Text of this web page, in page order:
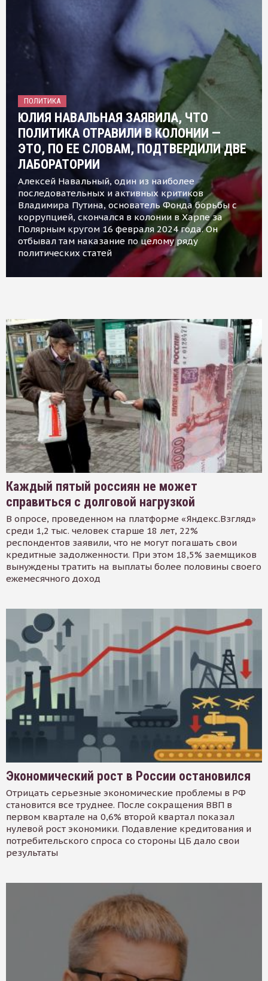
ПОЛИТИКА
ЮЛИЯ НАВАЛЬНАЯ ЗАЯВИЛА, ЧТО
ПОЛИТИКА ОТРАВИЛИ В КОЛОНИИ —
ЭТО, ПО ЕЕ СЛОВАМ, ПОДТВЕРДИЛИ ДВЕ
ЛАБОРАТОРИИ
Алексей Навальный, один из наиболее
последовательных и активных критиков
Владимира Путина, основатель Фонда борьбы с
коррупцией, скончался в колонии в Харпе за
Полярным кругом 16 февраля 2024 года. Он
отбывал там наказание по целому ряду
политических статей
Каждый пятый россиян не может
справиться с долговой нагрузкой
В опросе, проведенном на платформе «Яндекс.Взгляд»
среди 1,2 тыс. человек старше 18 лет, 22%
респондентов заявили, что не могут погашать свои
кредитные задолженности. При этом 18,5% заемщиков
вынуждены тратить на выплаты более половины своего
ежемесячного доход
Экономический рост в России остановился
Отрицать серьезные экономические проблемы в РФ
становится все труднее. После сокращения ВВП в
первом квартале на 0,6% второй квартал показал
нулевой рост экономики. Подавление кредитования и
потребительского спроса со стороны ЦБ дало свои
результаты